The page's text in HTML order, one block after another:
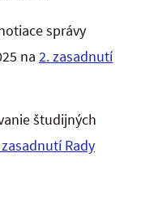
správy
na 2. zasadnutí
študijných
Rady